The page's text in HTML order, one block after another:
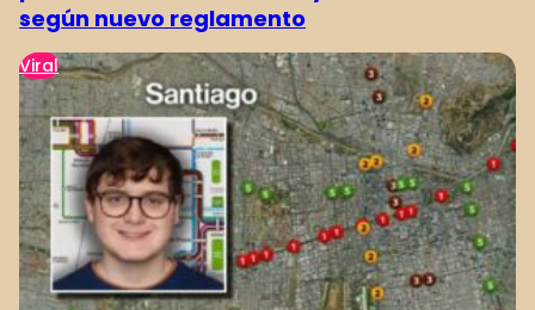
según nuevo reglamento
Viral